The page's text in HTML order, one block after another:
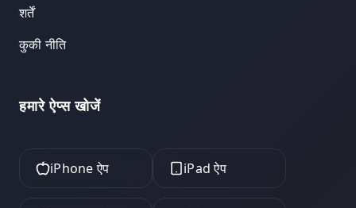
शर्तें
कुकी नीति
हमारे ऐप्स खोजें
iPhone ऐप iPad ऐप